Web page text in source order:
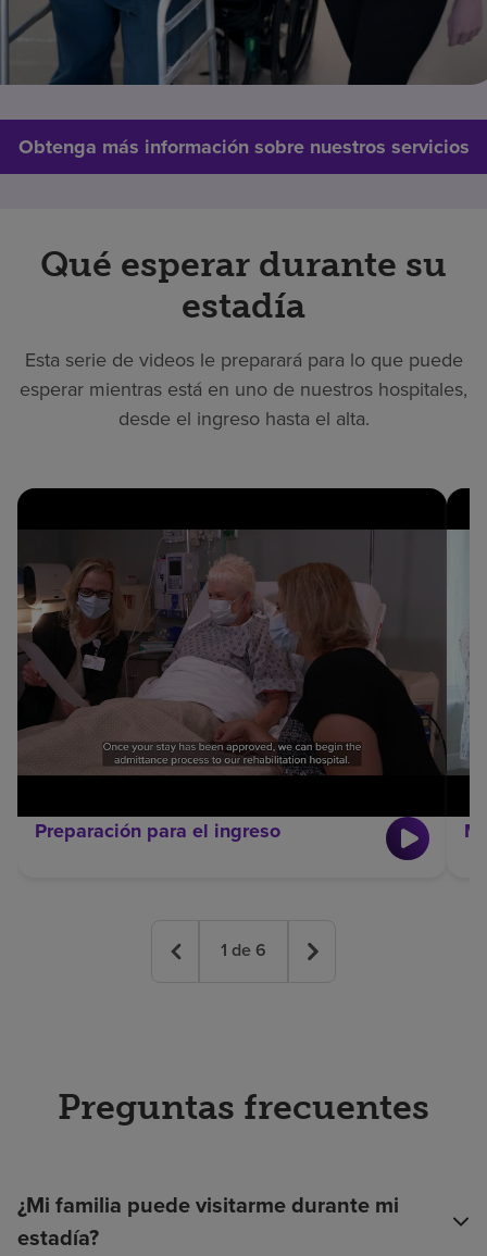
Obtenga más información sobre nuestros servicios
Qué esperar durante su
estadía
Esta serie de videos le preparará para lo que puede
esperar mientras está en uno de nuestros hospitales,
desde el ingreso hasta el alta.
Preparación para el ingreso
1 de 6
Preguntas frecuentes
¿Mi familia puede visitarme durante mi
estadía?